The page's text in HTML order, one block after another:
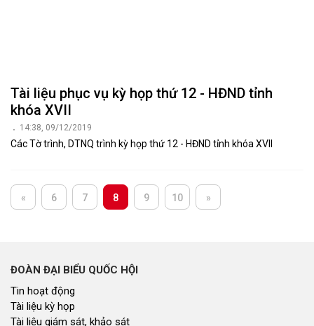
Tài liệu phục vụ kỳ họp thứ 12 - HĐND tỉnh
khóa XVII
14:38, 09/12/2019
Các Tờ trình, DTNQ trình kỳ họp thứ 12 - HĐND tỉnh khóa XVII
« 6 7 8 9 10 »
ĐOÀN ĐẠI BIỂU QUỐC HỘI
Tin hoạt động
Tài liệu kỳ họp
Tài liệu giám sát, khảo sát